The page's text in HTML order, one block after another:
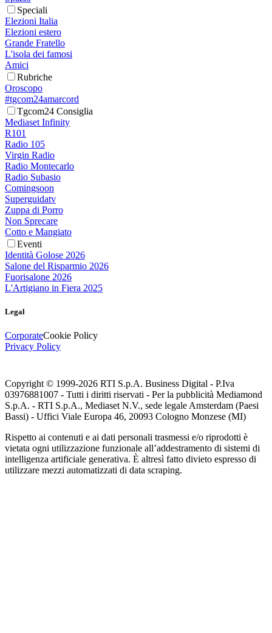
Speciali
Elezioni Italia
Elezioni estero
Grande Fratello
L'isola dei famosi
Amici
Rubriche
Oroscopo
#tgcom24amarcord
Tgcom24 Consiglia
Mediaset Infinity
R101
Radio 105
Virgin Radio
Radio Montecarlo
Radio Subasio
Comingsoon
Superguidatv
Zuppa di Porro
Non Sprecare
Cotto e Mangiato
Eventi
Identità Golose 2026
Salone del Risparmio 2026
Fuorisalone 2026
L'Artigiano in Fiera 2025
Legal
CorporateCookie Policy
Privacy Policy
Copyright © 1999-2026 RTI S.p.A. Business Digital - P.Iva
03976881007 - Tutti i diritti riservati - Per la pubblicità Mediamond
S.p.A. - RTI S.p.A., Mediaset N.V., sede legale Amsterdam (Paesi
Bassi) - Uffici Viale Europa 46, 20093 Cologno Monzese (MI)
Rispetto ai contenuti e ai dati personali trasmessi e/o riprodotti è
vietata ogni utilizzazione funzionale all’addestramento di sistemi di
intelligenza artificiale generativa. È altresì fatto divieto espresso di
utilizzare mezzi automatizzati di data scraping.